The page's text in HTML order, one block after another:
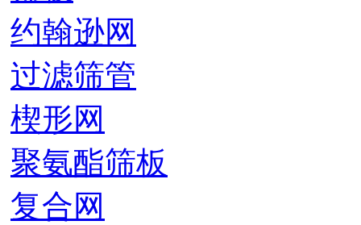
约翰逊网
过滤筛管
楔形网
聚氨酯筛板
复合网